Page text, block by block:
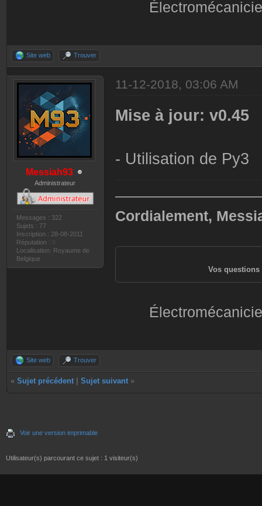
Site web Trouver
Messiah93
Administrateur
Messages : 322
Sujets : 77
Inscription : 28-08-2011
Réputation :
Localisation: Royaume de
Belgique
11-12-2018, 03:06 AM
Mise à jour: v0.45
- Utilisation de Py3
Cordialement,
Vos questions
Site web Trouver
« Sujet précédent Sujet suivant »
Voir une version imprimable
Utilisateur(s) parcourant ce sujet : 1 visiteur(s)